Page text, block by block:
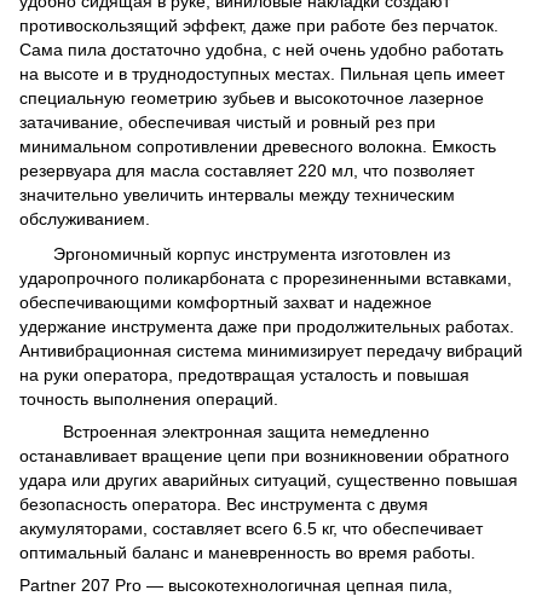
противоскользящий эффект, даже при работе без перчаток.
Сама пила достаточно удобна, с ней очень удобно работать
на высоте и в труднодоступных местах. Пильная цепь имеет
специальную геометрию зубьев и высокоточное лазерное
затачивание, обеспечивая чистый и ровный рез при
минимальном сопротивлении древесного волокна. Емкость
резервуара для масла составляет 220 мл, что позволяет
значительно увеличить интервалы между техническим
обслуживанием.
Эргономичный корпус инструмента изготовлен из
ударопрочного поликарбоната с прорезиненными вставками,
обеспечивающими комфортный захват и надежное
удержание инструмента даже при продолжительных работах.
Антивибрационная система минимизирует передачу вибраций
на руки оператора, предотвращая усталость и повышая
точность выполнения операций.
Встроенная электронная защита немедленно
останавливает вращение цепи при возникновении обратного
удара или других аварийных ситуаций, существенно повышая
безопасность оператора. Вес инструмента с двумя
акумуляторами, составляет всего 6.5 кг, что обеспечивает
оптимальный баланс и маневренность во время работы.
Partner 207 Pro — высокотехнологичная цепная пила,